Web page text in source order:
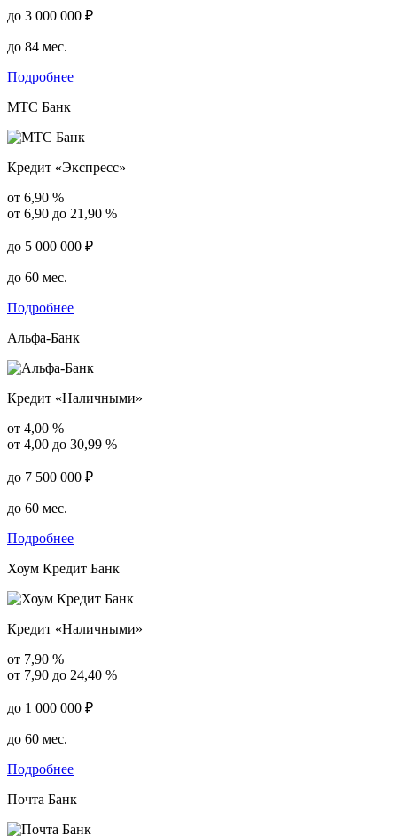
до 3 000 000 ₽
до 84 мес.
Подробнее
МТС Банк
Кредит «Экспресс»
от 6,90 %
от 6,90 до 21,90 %
до 5 000 000 ₽
до 60 мес.
Подробнее
Альфа-Банк
Кредит «Наличными»
от 4,00 %
от 4,00 до 30,99 %
до 7 500 000 ₽
до 60 мес.
Подробнее
Хоум Кредит Банк
Кредит «Наличными»
от 7,90 %
от 7,90 до 24,40 %
до 1 000 000 ₽
до 60 мес.
Подробнее
Почта Банк